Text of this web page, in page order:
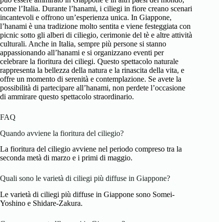
come l’Italia. Durante l’hanami, i ciliegi in fiore creano scenari
incantevoli e offrono un’esperienza unica. In Giappone,
l’hanami è una tradizione molto sentita e viene festeggiata con
picnic sotto gli alberi di ciliegio, cerimonie del tè e altre attività
culturali. Anche in Italia, sempre più persone si stanno
appassionando all’hanami e si organizzano eventi per
celebrare la fioritura dei ciliegi. Questo spettacolo naturale
rappresenta la bellezza della natura e la rinascita della vita, e
offre un momento di serenità e contemplazione. Se avete la
possibilità di partecipare all’hanami, non perdete l’occasione
di ammirare questo spettacolo straordinario.
FAQ
Quando avviene la fioritura del ciliegio?
La fioritura del ciliegio avviene nel periodo compreso tra la
seconda metà di marzo e i primi di maggio.
Quali sono le varietà di ciliegi più diffuse in Giappone?
Le varietà di ciliegi più diffuse in Giappone sono Somei-
Yoshino e Shidare-Zakura.